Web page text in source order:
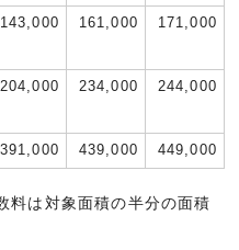
143,000 161,000 171,000
204,000 234,000 244,000
391,000 439,000 449,000
料は対象面積の半分の面積